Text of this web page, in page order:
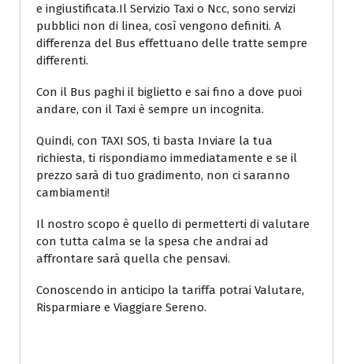
e ingiustificata.Il Servizio Taxi o Ncc, sono servizi
pubblici non di linea, così vengono definiti. A
differenza del Bus effettuano delle tratte sempre
differenti.
Con il Bus paghi il biglietto e sai fino a dove puoi
andare, con il Taxi è sempre un incognita.
Quindi, con TAXI SOS, ti basta Inviare la tua
richiesta, ti rispondiamo immediatamente e se il
prezzo sarà di tuo gradimento, non ci saranno
cambiamenti!
Il nostro scopo è quello di permetterti di valutare
con tutta calma se la spesa che andrai ad
affrontare sarà quella che pensavi.
Conoscendo in anticipo la tariffa potrai Valutare,
Risparmiare e Viaggiare Sereno.